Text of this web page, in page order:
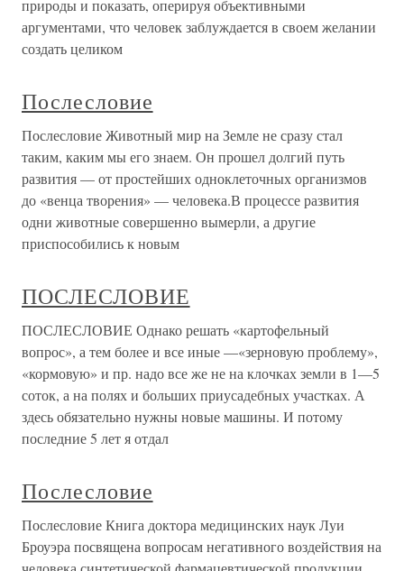
природы и показать, оперируя объективными
аргументами, что человек заблуждается в своем желании
создать целиком
Послесловие
Послесловие Животный мир на Земле не сразу стал
таким, каким мы его знаем. Он прошел долгий путь
развития — от простейших одноклеточных организмов
до «венца творения» — человека.В процессе развития
одни животные совершенно вымерли, а другие
приспособились к новым
ПОСЛЕСЛОВИЕ
ПОСЛЕСЛОВИЕ Однако решать «картофельный
вопрос», а тем более и все иные —«зерновую проблему»,
«кормовую» и пр. надо все же не на клочках земли в 1—5
соток, а на полях и больших приусадебных участках. А
здесь обязательно нужны новые машины. И потому
последние 5 лет я отдал
Послесловие
Послесловие Книга доктора медицинских наук Луи
Броуэра посвящена вопросам негативного воздействия на